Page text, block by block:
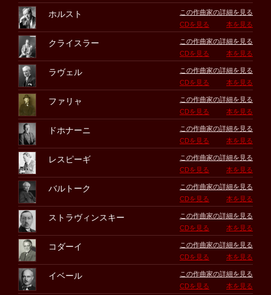
ホルスト
この作曲家の詳細を見る
CDを見る
本を見る
クライスラー
この作曲家の詳細を見る
CDを見る
本を見る
ラヴェル
この作曲家の詳細を見る
CDを見る
本を見る
ファリャ
この作曲家の詳細を見る
CDを見る
本を見る
ドホナーニ
この作曲家の詳細を見る
CDを見る
本を見る
レスピーギ
この作曲家の詳細を見る
CDを見る
本を見る
バルトーク
この作曲家の詳細を見る
CDを見る
本を見る
ストラヴィンスキー
この作曲家の詳細を見る
CDを見る
本を見る
コダーイ
この作曲家の詳細を見る
CDを見る
本を見る
イベール
この作曲家の詳細を見る
CDを見る
本を見る